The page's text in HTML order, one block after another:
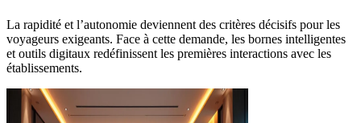
La rapidité et l’autonomie deviennent des critères décisifs pour les
voyageurs exigeants. Face à cette demande, les bornes intelligentes
et outils digitaux redéfinissent les premières interactions avec les
établissements.